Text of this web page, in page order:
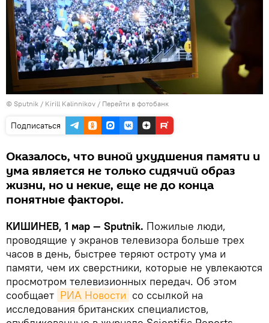
© Sputnik / Kirill Kalinnikov / Перейти в фотобанк
Подписаться
Оказалось, что виной ухудшения памяти и
ума является не только сидячий образ
жизни, но и некие, еще не до конца
понятные факторы.
КИШИНЕВ, 1 мар — Sputnik. Пожилые люди,
проводящие у экранов телевизора больше трех
часов в день, быстрее теряют остроту ума и
памяти, чем их сверстники, которые не увлекаются
просмотром телевизионных передач. Об этом
сообщает РИА Новости со ссылкой на
исследования британских специалистов,